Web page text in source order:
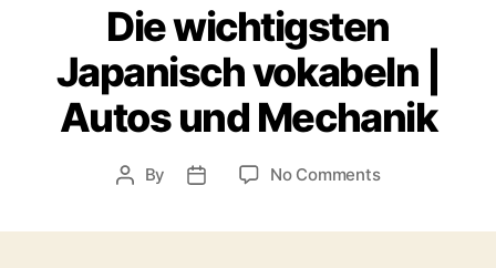
Die wichtigsten
Japanisch vokabeln |
Autos und Mechanik
Post
By
Post
No Commentson